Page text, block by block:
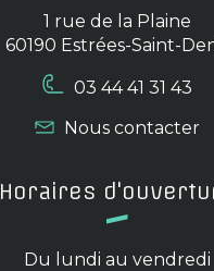
1 rue de la Plaine
60190 Estrées-Saint-
03 44 41 31 43
Nous contacter
Horaires
Du lundi au vendredi